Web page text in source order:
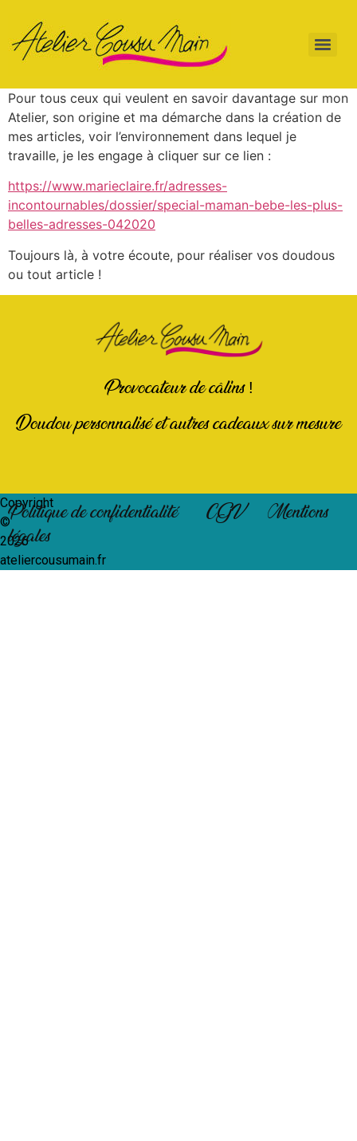
Pour tous ceux qui veulent en savoir davantage sur mon
Atelier, son origine et ma démarche dans la création de
mes articles, voir l’environnement dans lequel je
travaille, je les engage à cliquer sur ce lien :
https://www.marieclaire.fr/adresses-
incontournables/dossier/special-maman-bebe-les-plus-
belles-adresses-042020
Toujours là, à votre écoute, pour réaliser vos doudous
ou tout article !
Provocateur de câlins !
Doudou personnalisé et autres cadeaux sur mesure
Copyright
©
2026
ateliercousumain.fr
Politique de confidentialité CGV
Mentions
légales